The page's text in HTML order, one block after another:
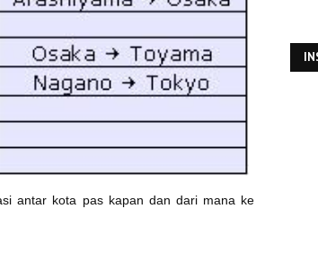
antar kota pas kapan dan dari mana ke